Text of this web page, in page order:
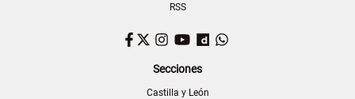
RSS
Facebook
TwitterInstagram
YouTubeDailymotion
Secciones
Castilla y León